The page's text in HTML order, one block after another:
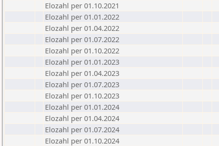
Elozahl per 01.10.2021
Elozahl per 01.01.2022
Elozahl per 01.04.2022
Elozahl per 01.07.2022
Elozahl per 01.10.2022
Elozahl per 01.01.2023
Elozahl per 01.04.2023
Elozahl per 01.07.2023
Elozahl per 01.10.2023
Elozahl per 01.01.2024
Elozahl per 01.04.2024
Elozahl per 01.07.2024
Elozahl per 01.10.2024